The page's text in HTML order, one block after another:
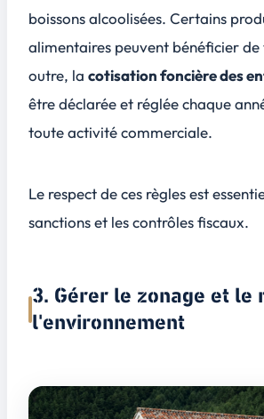
boissons alcoolisées. Certains
alimentaires peuvent bénéficier de
outre, la cotisation foncière des
être déclarée et réglée chaque
toute activité commerciale.
Le respect de ces règles est
sanctions et les contrôles fiscaux.
3. Gérer le zonage et le
l'environnement